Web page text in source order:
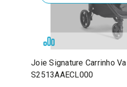
Joie Signature Carrinho
S2513AAECL000